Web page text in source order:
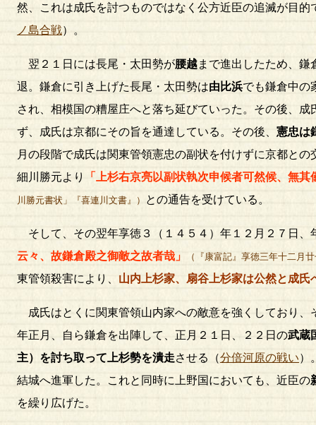
然、これは成氏を討つものではなく公方近臣の追滅が目的
ノ島合戦）。
翌２１日には長尾・太田勢が腰越まで進出したため、
退。鎌倉に引き上げた長尾・太田勢は由比浜でも鎌倉中の
され、相模国の糟屋庄へと落ち延びていった。その後、
ず、成氏は京都にその旨を通達している。その後、 憲忠は
月の段階で成氏は関東管領憲忠の副状を付けずに京都との
細川勝元より
「上杉右京亮以副状執次申候者可然候、無
川勝元書状」『喜連川文書』） との通告を受けている。
そして、その翌年享徳３（１４５４）年１２月２７日、
云々、故鎌倉殿之御敵之故者哉」
（『康富記』享徳三年十二月
東管領殺害により、 山内上杉家、扇谷上杉家は公然と成氏
成氏はとくに関東管領山内家への敵意を強くしており
年正月、自ら鎌倉を出陣して、正月２１日、２２日の武蔵
主）を討ち取って上杉勢を潰走させる（分倍河原の戦い）
結城へ進軍した。これと同時に上野国においても、近臣の
を繰り広げた。